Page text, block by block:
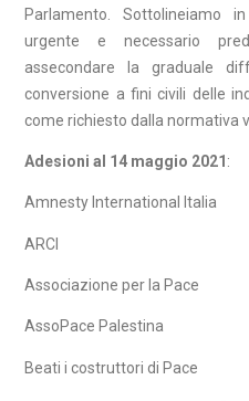
Parlamento. Sottolineiamo
urgente e necessario
assecondare la graduale
conversione a fini civili delle
come richiesto dalla normativa
Adesioni al 14 maggio 2021 :
Amnesty International Italia
ARCI
Associazione per la Pace
AssoPace Palestina
Beati i costruttori di Pace